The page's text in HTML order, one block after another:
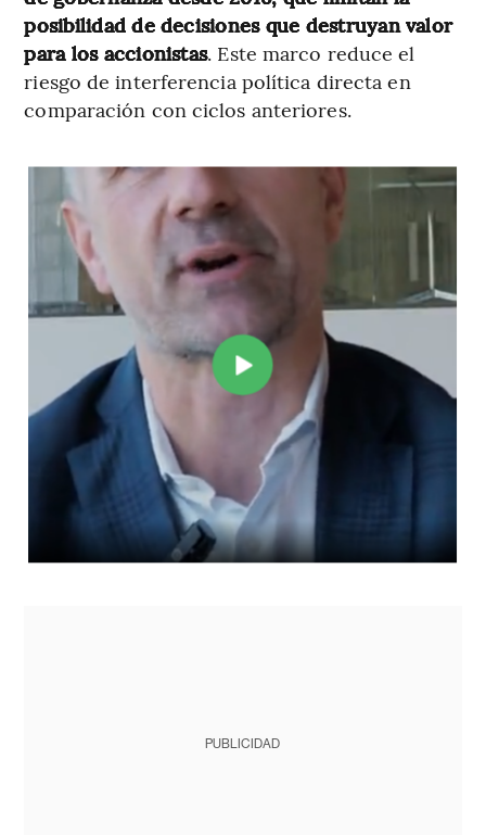
posibilidad de decisiones que destruyan valor
para los accionistas. Este marco reduce el
riesgo de interferencia política directa en
comparación con ciclos anteriores.
PUBLICIDAD